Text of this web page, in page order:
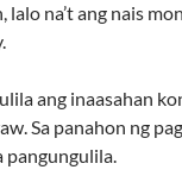
na’t ang nais
ang inaasahan
Sa panahon ng
pangungulila.